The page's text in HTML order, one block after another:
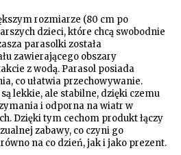
rozmiarze (80 cm po
dzieci, które chcą swobodnie
parasolki została
zawierającego obszary
z wodą. Parasol posiada
co ułatwia przechowywanie.
lekkie, ale stabilne, dzięki czemu
i odporna na wiatr w
Dzięki tym cechom produkt łączy
zabawy, co czyni go
na co dzień, jak i jako prezent.